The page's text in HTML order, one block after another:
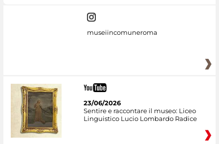
museiincomuneroma
23/06/2026
Sentire e raccontare il museo: Liceo
Linguistico Lucio Lombardo Radice